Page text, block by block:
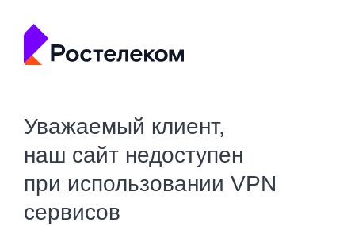
Уважаемый клиент,
наш сайт недоступен
при использовании VPN
сервисов